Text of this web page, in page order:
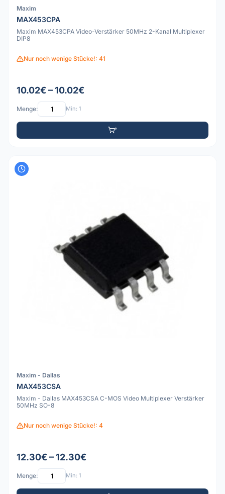
Maxim
MAX453CPA
Maxim MAX453CPA Video-Verstärker 50MHz 2-Kanal Multiplexer
DIP8
Nur noch wenige Stücke!: 41
10.02€ – 10.02€
Menge: Min: 1
Maxim - Dallas
MAX453CSA
Maxim - Dallas MAX453CSA C-MOS Video Multiplexer Verstärker
50MHz SO-8
Nur noch wenige Stücke!: 4
12.30€ – 12.30€
Menge: Min: 1